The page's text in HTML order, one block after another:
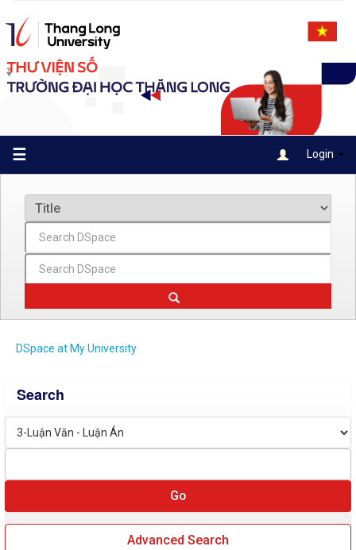
navigation
☰ Login
DSpace at My University
Search
Advanced Search